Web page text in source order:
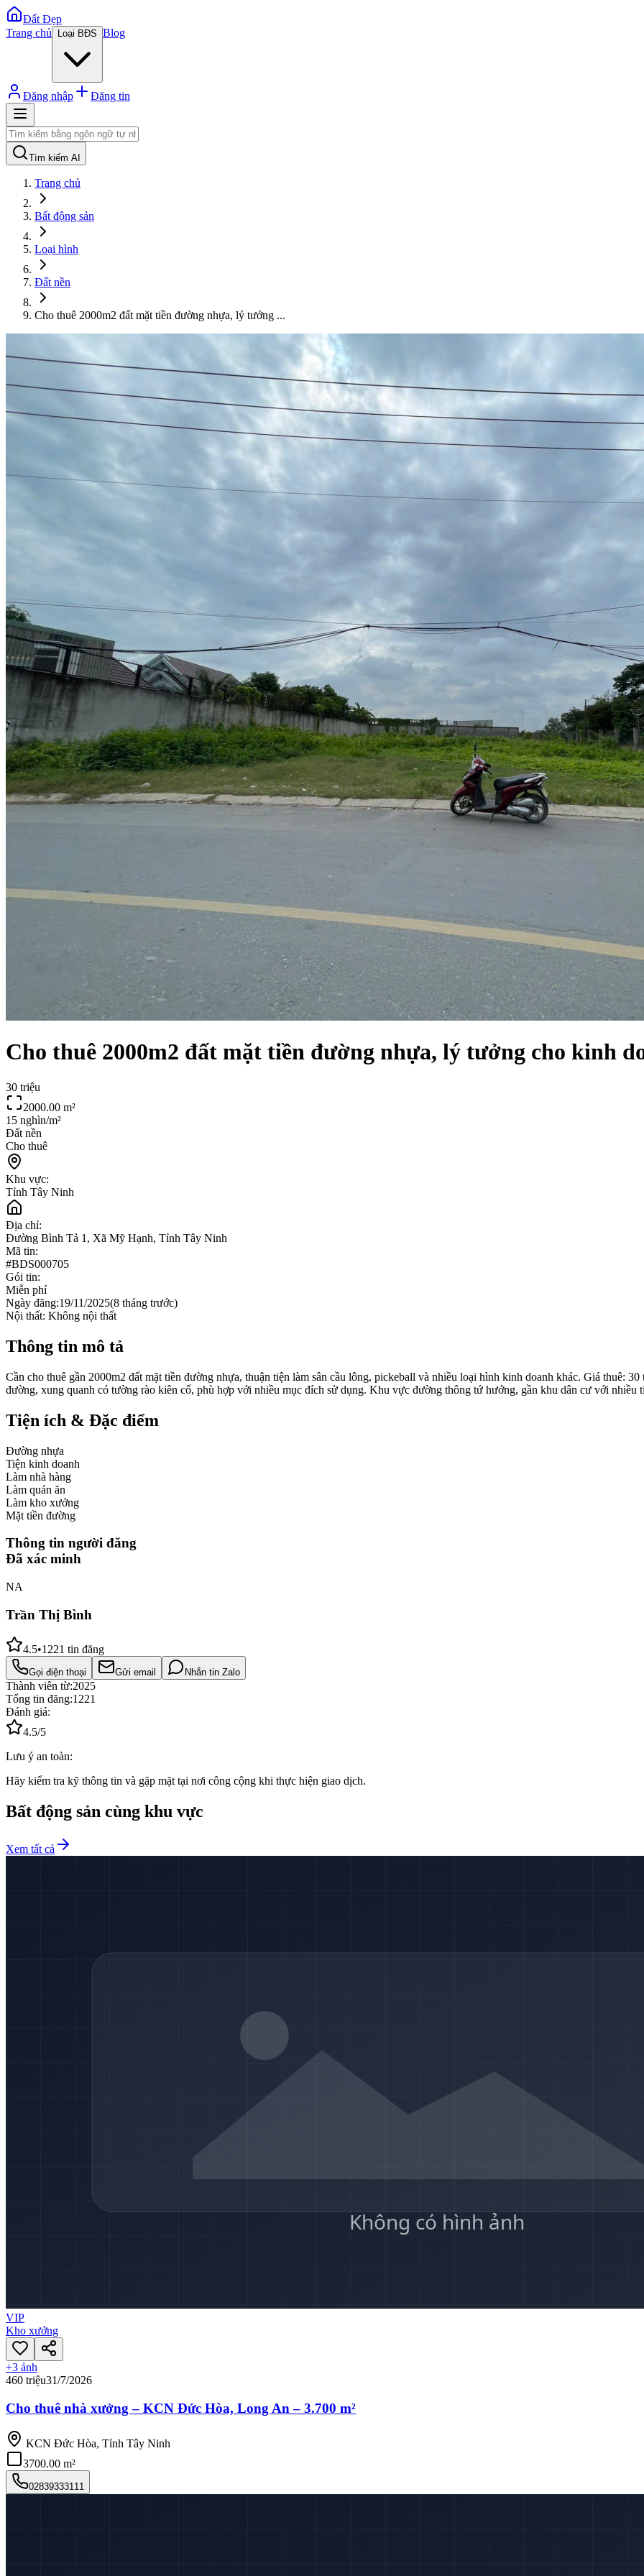
Đất Đẹp
Trang chủ
Loại BĐS Blog
Đăng nhập Đăng tin
Tìm kiếm AI
Trang chủ
Bất động sản
Loại hình
Đất nền
Cho thuê 2000m2 đất mặt tiền đường nhựa, lý tưởng ...
Cho thuê 2000m2 đất mặt tiền đường nhựa, lý tưởng cho kinh
30 triệu
2000.00 m²
15 nghìn/m²
Đất nền
Cho thuê
Khu vực:
Tỉnh Tây Ninh
Địa chỉ:
Đường Bình Tả 1, Xã Mỹ Hạnh, Tỉnh Tây Ninh
Mã tin:
#BDS000705
Gói tin:
Miễn phí
Ngày đăng:19/11/2025(8 tháng trước)
Nội thất: Không nội thất
Thông tin mô tả
Cần cho thuê gần 2000m2 đất mặt tiền đường nhựa, thuận tiện làm sân cầu lông, pickeball và nhiều loại hình kinh doanh khác. Giá thuê:
đường, xung quanh có tường rào kiên cố, phù hợp với nhiều mục đích sử dụng. Khu vực đường thông tứ hướng, gần khu dân cư với nhiều
Tiện ích & Đặc điểm
Đường nhựa
Tiện kinh doanh
Làm nhà hàng
Làm quán ăn
Làm kho xưởng
Mặt tiền đường
Thông tin người đăng
Đã xác minh
NA
Trần Thị Bình
4.5•1221 tin đăng
Gọi điện thoại Gửi email Nhắn tin Zalo
Thành viên từ:2025
Tổng tin đăng:1221
Đánh giá:
4.5/5
Lưu ý an toàn:
Hãy kiểm tra kỹ thông tin và gặp mặt tại nơi công cộng khi thực hiện giao dịch.
Bất động sản cùng khu vực
Xem tất cả
VIP
Kho xưởng
+3 ảnh
460 triệu31/7/2026
Cho thuê nhà xưởng – KCN Đức Hòa, Long An – 3.700 m²
KCN Đức Hòa, Tỉnh Tây Ninh
3700.00 m²
02839333111